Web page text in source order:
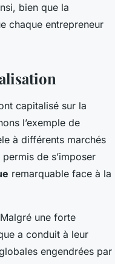
bien que la
chaque entrepreneur
capitalisé sur la
l’exemple de
à différents marchés
de s’imposer
remarquable face à la
une forte
a conduit à leur
engendrées par